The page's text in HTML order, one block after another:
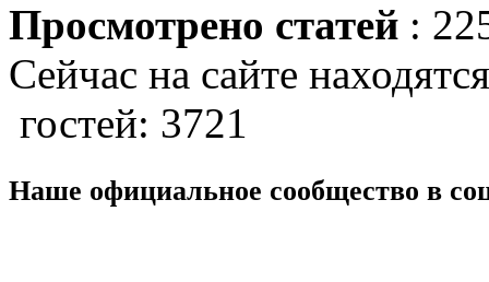
Просмотрено статей :
Сейчас на сайте
гостей: 3721
Наше официальное сообщество в